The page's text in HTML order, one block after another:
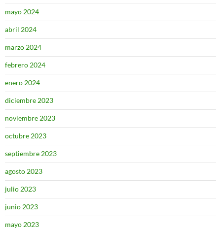
mayo 2024
abril 2024
marzo 2024
febrero 2024
enero 2024
diciembre 2023
noviembre 2023
octubre 2023
septiembre 2023
agosto 2023
julio 2023
junio 2023
mayo 2023